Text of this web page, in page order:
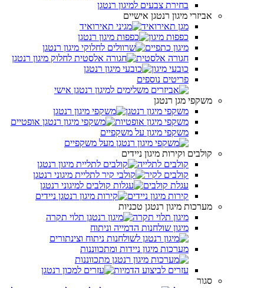
בחירת צבעים למיגון רנטגן
אביזרי מיגון רנטגן אישיים
מגן תאירואיד
כפפות מיגון
מיגון כתפיים
חגורה אלסטית
כובעי מיגון
פריטים נוספים
משקפי מגן רנטגן
משקפי מיגון רנטגן
משקפי מיגון אופטיות
משקפי מיגון על משקפיים
קולבים וקירות מיגון ניידים
קולבים לתלייה
קולבים לקיר
עגלת קולבים
קירות מיגון ניידים
מערכות מיגון רנטגן טכניות
מיגון תלוי תקרה
מיגון שולחנות הדמייה וניתוח
מערכות מיגון ניידות ומתכווננות
עזרים לביצוע הדמיות
סגור